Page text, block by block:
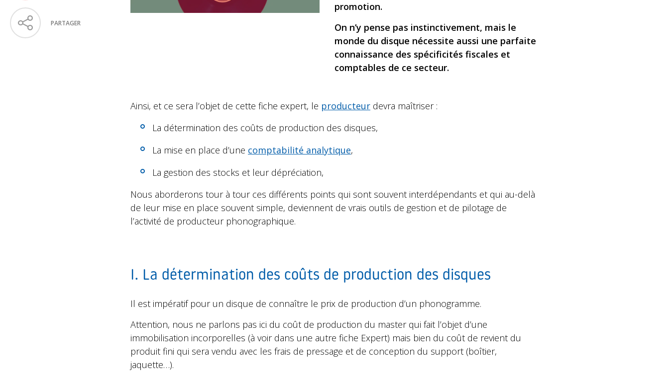
PARTAGER
promotion.
On n’y pense pas instinctivement, mais le
monde du disque nécessite aussi une parfaite
connaissance des spécificités fiscales et
comptables de ce secteur.
Ainsi, et ce sera l’objet de cette fiche expert, le producteur devra maîtriser :
La détermination des coûts de production des disques,
La mise en place d’une comptabilité analytique,
La gestion des stocks et leur dépréciation,
Nous aborderons tour à tour ces différents points qui sont souvent interdépendants et qui au-delà
de leur mise en place souvent simple, deviennent de vrais outils de gestion et de pilotage de
l’activité de producteur phonographique.
I. La détermination des coûts de production des disques
Il est impératif pour un disque de connaître le prix de production d’un phonogramme.
Attention, nous ne parlons pas ici du coût de production du master qui fait l’objet d’une
immobilisation incorporelles (à voir dans une autre fiche Expert) mais bien du coût de revient du
produit fini qui sera vendu avec les frais de pressage et de conception du support (boîtier,
jaquette…).